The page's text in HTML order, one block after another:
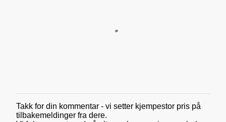
L
e
Takk for din kommentar - vi setter kjempestor pris på
tilbakemeldinger fra dere.